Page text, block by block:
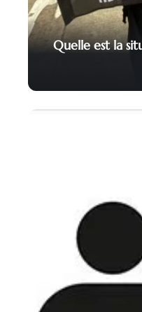
Quelle est la